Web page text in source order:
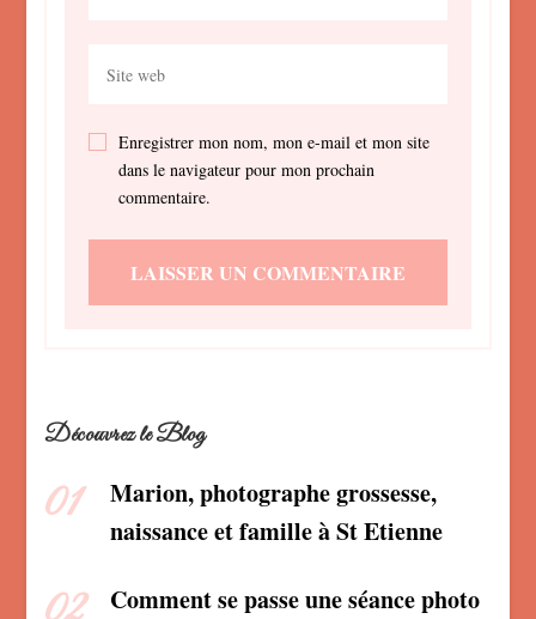
Enregistrer mon nom, mon e-mail et mon site
dans le navigateur pour mon prochain
commentaire.
Découvrez le Blog
Marion, photographe grossesse,
naissance et famille à St Etienne
Comment se passe une séance photo